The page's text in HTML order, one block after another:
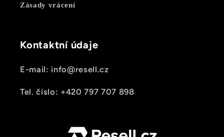
Zásady vrácení
Kontaktní údaje
E-mail: info@resell.cz
Tel. číslo: +420 797 707 898